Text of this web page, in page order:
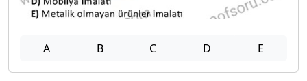
A B C D E